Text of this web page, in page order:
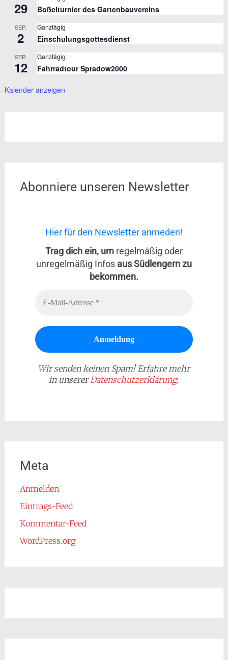
29 Boßelturnier des Gartenbauvereins
SEP.
2
Ganztägig
Einschulungsgottesdienst
SEP.
12
Ganztägig
Fahrradtour Spradow2000
Kalender anzeigen
Abonniere unseren Newsletter
Hier für den Newsletter anmeden!
Trag dich ein, um regelmäßig oder
unregelmäßig Infos aus Südlengern zu
bekommen.
Wir senden keinen Spam! Erfahre mehr
in unsererDatenschutzerklärung.
Meta
Anmelden
Eintrags-Feed
Kommentar-Feed
WordPress.org